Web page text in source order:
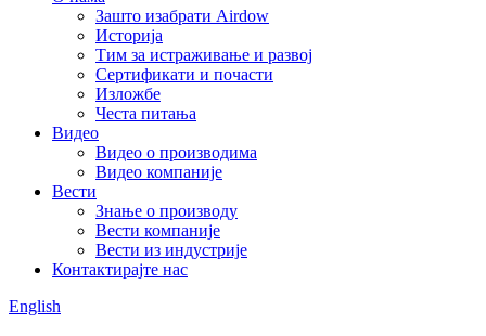
Зашто изабрати Airdow
Историја
Тим за истраживање и развој
Сертификати и почасти
Изложбе
Честа питања
Видео
Видео о производима
Видео компаније
Вести
Знање о производу
Вести компаније
Вести из индустрије
Контактирајте нас
English